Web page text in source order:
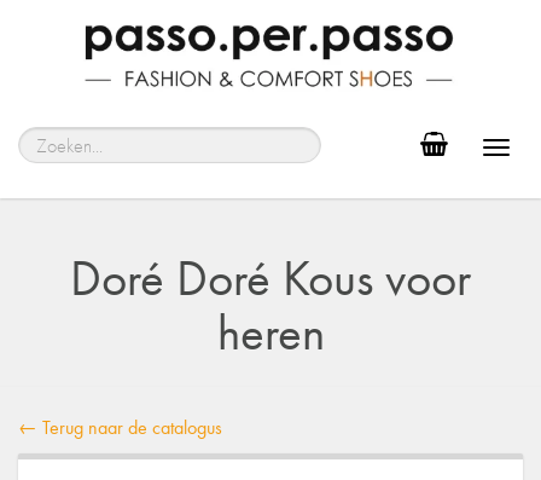
Doré Doré Kous voor
heren
← Terug naar de catalogus